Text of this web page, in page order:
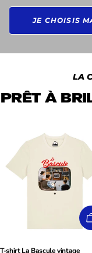
JE CHOISIS
LA
PRÊT À
T-shirt La Bascule vintage